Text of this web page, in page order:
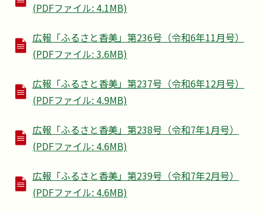
(PDFファイル: 4.1MB)
広報「ふるさと香美」第236号（令和6年11月号）
(PDFファイル: 3.6MB)
広報「ふるさと香美」第237号（令和6年12月号）
(PDFファイル: 4.9MB)
広報「ふるさと香美」第238号（令和7年1月号）
(PDFファイル: 4.6MB)
広報「ふるさと香美」第239号（令和7年2月号）
(PDFファイル: 4.6MB)